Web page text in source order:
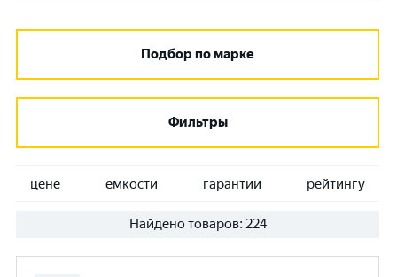
Подбор по марке
Фильтры
цене емкости гарантии рейтингу
Найдено товаров: 224